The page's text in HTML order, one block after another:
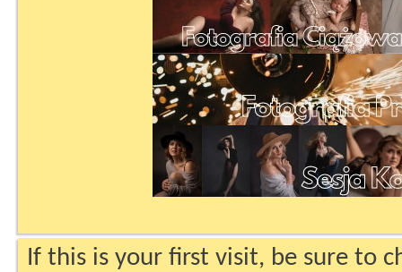
If this is your first visit, be sure to